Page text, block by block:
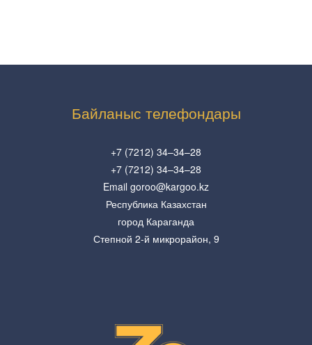
Байланыс телефондары
+7 (7212) 34–34–28
+7 (7212) 34–34–28
Email goroo@kargoo.kz
Республика Казахстан
город Караганда
Степной 2-й микрорайон, 9